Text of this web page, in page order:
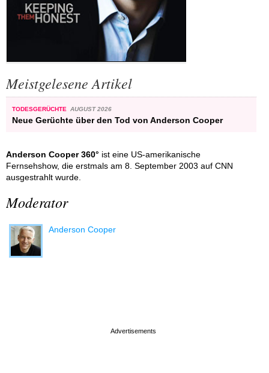
Meistgelesene Artikel
TODESGERÜCHTE AUGUST 2026
Neue Gerüchte über den Tod von Anderson Cooper
Anderson Cooper 360° ist eine US-amerikanische
Fernsehshow, die erstmals am 8. September 2003 auf CNN
ausgestrahlt wurde.
Moderator
Anderson Cooper